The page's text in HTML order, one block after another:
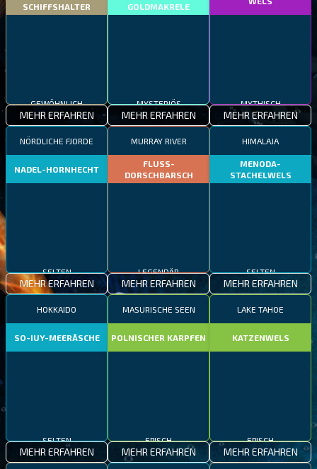
SCHIFFSHALTER
GEWÖHNLICH
MEHR ERFAHREN
GOLDMAKRELE
MYSTERIÖS
MEHR ERFAHREN
MYTHISCH
MEHR ERFAHREN
NÖRDLICHE FJORDE
NADEL-HORNHECHT
SELTEN
MEHR ERFAHREN
MURRAY RIVER
FLUSS-
DORSCHBARSCH
LEGENDÄR
MEHR ERFAHREN
HIMALAJA
MENODA-
STACHELWELS
SELTEN
MEHR ERFAHREN
HOKKAIDO
SO-IUY-MEERÄSCHE
SELTEN
MEHR ERFAHREN
MASURISCHE SEEN
POLNISCHER KARPFEN
EPISCH
MEHR ERFAHREN
LAKE TAHOE
KATZENWELS
EPISCH
MEHR ERFAHREN